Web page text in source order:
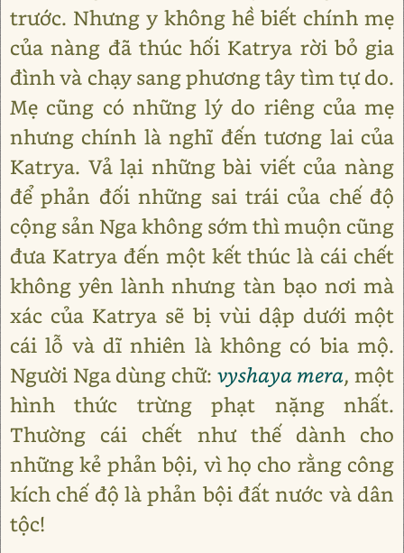
trước. Nhưng y không hề biết chính mẹ
của nàng đã thúc hối Katrya rời bỏ gia
đình và chạy sang phương tây tìm tự do.
Mẹ cũng có những lý do riêng của mẹ
nhưng chính là nghĩ đến tương lai của
Katrya. Vả lại những bài viết của nàng
để phản đối những sai trái của chế độ
cộng sản Nga không sớm thì muộn cũng
đưa Katrya đến một kết thúc là cái chết
không yên lành nhưng tàn bạo nơi mà
xác của Katrya sẽ bị vùi dập dưới một
cái lỗ và dĩ nhiên là không có bia mộ.
Người Nga dùng chữ: vyshaya mera, một
hình thức trừng phạt nặng nhất.
Thường cái chết như thế dành cho
những kẻ phản bội, vì họ cho rằng công
kích chế độ là phản bội đất nước và dân
tộc!